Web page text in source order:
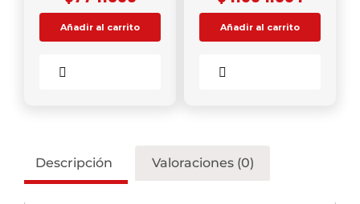
Añadir al carrito Añadir al carrito
Descripción Valoraciones (0)